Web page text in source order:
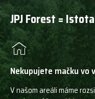
JPJ Forest =
Nekupujete mačku vo
V našom areáli máme